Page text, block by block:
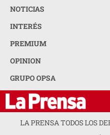
NOTICIAS
INTERÉS
PREMIUM
OPINION
GRUPO OPSA
LA PRENSA TODOS LOS